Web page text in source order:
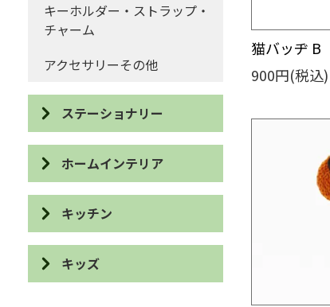
キーホルダー・ストラップ・
チャーム
アクセサリーその他
ステーショナリー
IDケース・パスケース
カードケース
眼鏡ケース
ブックカバー・しおり
ホームインテリア
スリッパ・バブーシュ
布ぞうり
クッション・カバー・マット
キッチン
食器
カトラリー・ユーテンシル
キッズ
猫バッヂ B
900円(税込)